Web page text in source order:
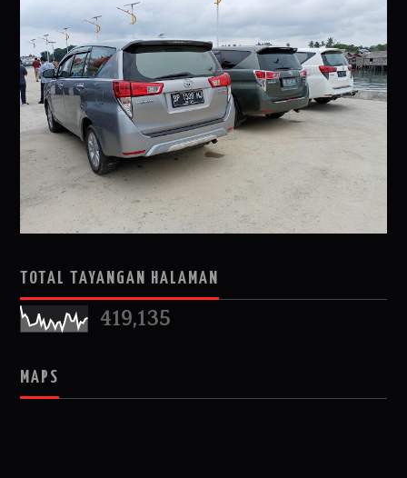
TOTAL TAYANGAN HALAMAN
419,135
MAPS